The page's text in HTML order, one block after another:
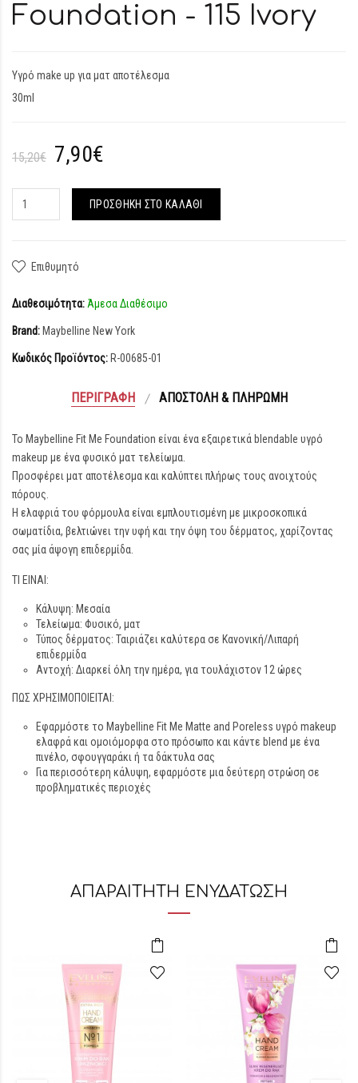
Foundation - 115 Ivory
Υγρό make up για ματ αποτέλεσμα
30ml
15,20€ 7,90€
ΠΡΟΣΘΉΚΗ ΣΤΟ ΚΑΛΆΘΙ
Επιθυμητό
Διαθεσιμότητα: Άμεσα Διαθέσιμο
Brand: Maybelline New York
Κωδικός Προϊόντος: R-00685-01
ΠΕΡΙΓΡΑΦΉ ΑΠΟΣΤΟΛΉ & ΠΛΗΡΩΜΉ
Το Maybelline Fit Me Foundation είναι ένα εξαιρετικά blendable υγρό
makeup με ένα φυσικό ματ τελείωμα.
Προσφέρει ματ αποτέλεσμα και καλύπτει πλήρως τους ανοιχτούς
πόρους.
Η ελαφριά του φόρμουλα είναι εμπλουτισμένη με μικροσκοπικά
σωματίδια, βελτιώνει την υφή και την όψη του δέρματος, χαρίζοντας
σας μία άψογη επιδερμίδα.
ΤΙ ΕΙΝΑΙ:
Κάλυψη: Μεσαία
Τελείωμα: Φυσικό, ματ
Τύπος δέρματος: Ταιριάζει καλύτερα σε Κανονική/Λιπαρή
επιδερμίδα
Αντοχή: Διαρκεί όλη την ημέρα, για τουλάχιστον 12 ώρες
ΠΩΣ ΧΡΗΣΙΜΟΠΟΙΕΙΤΑΙ:
Εφαρμόστε το Maybelline Fit Me Matte and Poreless υγρό makeup
ελαφρά και ομοιόμορφα στο πρόσωπο και κάντε blend με ένα
πινέλο, σφουγγαράκι ή τα δάκτυλα σας
Για περισσότερη κάλυψη, εφαρμόστε μια δεύτερη στρώση σε
προβληματικές περιοχές
ΑΠΑΡΑΙΤΗΤΗ ΕΝΥΔΑΤΩΣΗ